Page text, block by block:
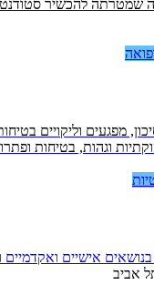
שמטרתה להכשיר
מפגעים וליקויים
וגהות, בטיחות
אישיים ואקדמיים